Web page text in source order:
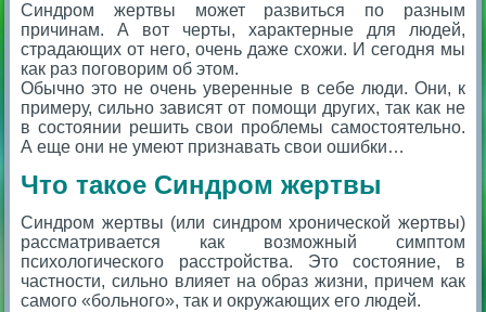
Синдром жертвы может развиться по разным
причинам. А вот черты, характерные для людей,
страдающих от него, очень даже схожи. И сегодня мы
как раз поговорим об этом.
Обычно это не очень уверенные в себе люди. Они, к
примеру, сильно зависят от помощи других, так как не
в состоянии решить свои проблемы самостоятельно.
А еще они не умеют признавать свои ошибки…
Что такое Синдром жертвы
Синдром жертвы (или синдром хронической жертвы)
рассматривается как возможный симптом
психологического расстройства. Это состояние, в
частности, сильно влияет на образ жизни, причем как
самого «больного», так и окружающих его людей.